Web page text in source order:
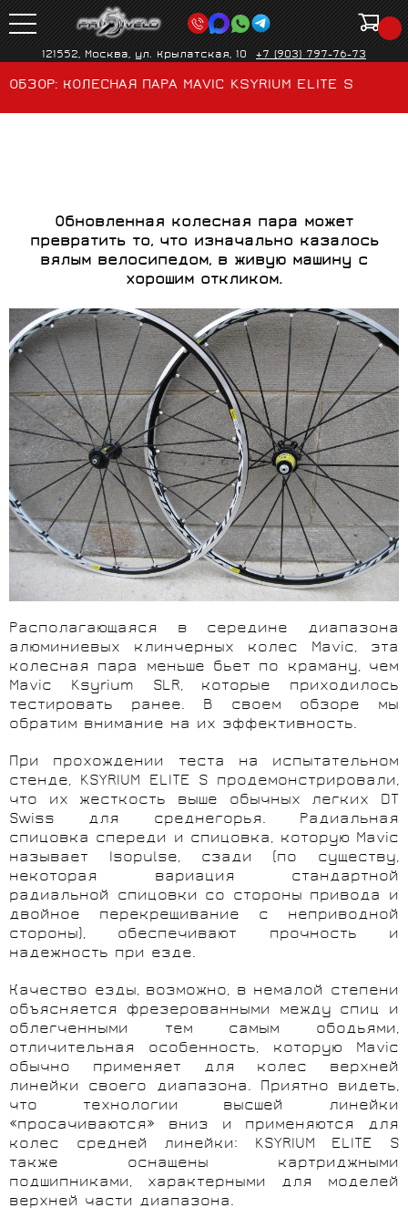
121552, Москва, ул. Крылатская, 10 +7 (903) 797-76-73
ОБЗОР: КОЛЕСНАЯ ПАРА MAVIC KSYRIUM ELITE S
Обновленная колесная пара может
превратить то, что изначально казалось
вялым велосипедом, в живую машину с
хорошим откликом.
Располагающаяся в середине диапазона
алюминиевых клинчерных колес Mavic, эта
колесная пара меньше бьет по краману, чем
Mavic Ksyrium SLR, которые приходилось
тестировать ранее. В своем обзоре мы
обратим внимание на их эффективность.
При прохождении теста на испытательном
стенде, KSYRIUM ELITE S продемонстрировали,
что их жесткость выше обычных легких DT
Swiss для среднегорья. Радиальная
спицовка спереди и спицовка, которую Mavic
называет Isopulse, сзади (по существу,
некоторая вариация стандартной
радиальной спицовки со стороны привода и
двойное перекрещивание с неприводной
стороны), обеспечивают прочность и
надежность при езде.
Качество езды, возможно, в немалой степени
объясняется фрезерованными между спиц и
облегченными тем самым ободьями,
отличительная особенность, которую Mavic
обычно применяет для колес верхней
линейки своего диапазона. Приятно видеть,
что технологии высшей линейки
«просачиваются» вниз и применяются для
колес средней линейки: KSYRIUM ELITE S
также оснащены картриджными
подшипниками, характерными для моделей
верхней части диапазона.